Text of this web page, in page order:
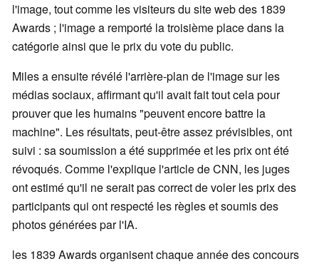
l'image, tout comme les visiteurs du site web des 1839
Awards ; l'image a remporté la troisième place dans la
catégorie ainsi que le prix du vote du public.
Miles a ensuite révélé l'arrière-plan de l'image sur les
médias sociaux, affirmant qu'il avait fait tout cela pour
prouver que les humains "peuvent encore battre la
machine". Les résultats, peut-être assez prévisibles, ont
suivi : sa soumission a été supprimée et les prix ont été
révoqués. Comme l'explique l'article de CNN, les juges
ont estimé qu'il ne serait pas correct de voler les prix des
participants qui ont respecté les règles et soumis des
photos générées par l'IA.
les 1839 Awards organisent chaque année des concours